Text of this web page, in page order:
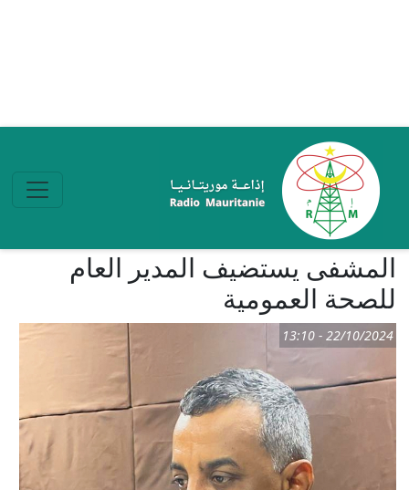
المشفى يستضيف المدير العام
للصحة العمومية
22/10/2024 - 13:10